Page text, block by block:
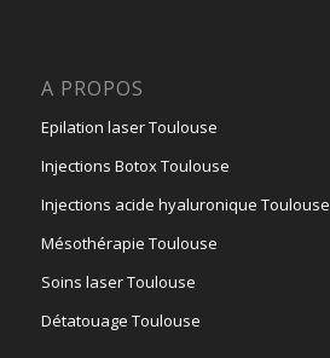
A PROPOS
Epilation laser Toulouse
Injections Botox Toulouse
Injections acide hyaluronique Toulouse
Mésothérapie Toulouse
Soins laser Toulouse
Détatouage Toulouse